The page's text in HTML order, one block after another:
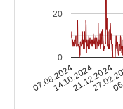
07.08.2024
14.10.202421.12.2024
0
20